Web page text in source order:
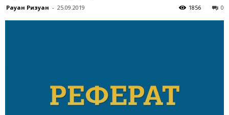
Рауан Ризуан - 25.09.2019 0
1856